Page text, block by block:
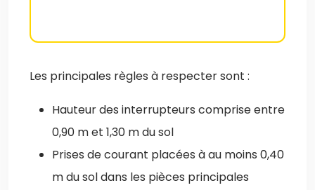
Les principales règles à respecter sont :
Hauteur des interrupteurs comprise entre
0,90 m et 1,30 m du sol
Prises de courant placées à au moins 0,40
m du sol dans les pièces principales